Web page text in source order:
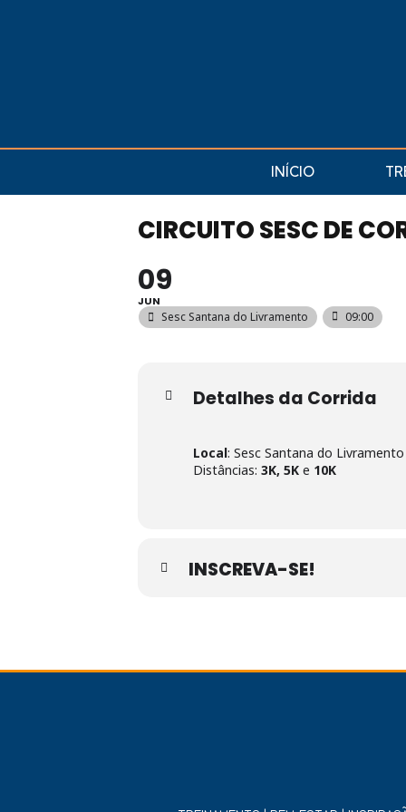
INÍCIO
CIRCUITO SESC DE
09
JUN
Sesc Santana do Livramento 09:00
Detalhes da Corrida
Local: Sesc Santana do Livramento
Distâncias: 3K, 5K e 10K
INSCREVA-SE!